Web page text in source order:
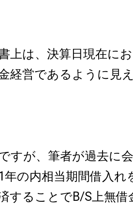
上は、決算日現在に
経営であるように見
すが、筆者が過去に
年の内相当期間借入れ
することでB/S上無